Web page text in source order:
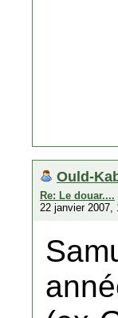
Ould-
Re: Le douar....
22 janvier 2007,